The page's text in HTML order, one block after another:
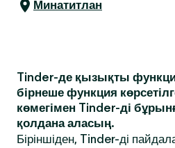
Минатитлан
Tinder-де қызықты
бірнеше функция
көмегімен Tinder-ді
қолдана аласың.
Біріншіден, Tinder-ді